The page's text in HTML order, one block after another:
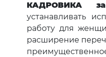
КАДРОВИКА
устанавливать
работу для
расширение